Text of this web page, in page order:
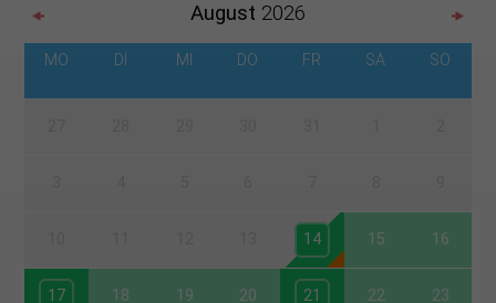
August 2026
MO DI MI DO FR SA SO
14 15 16
17 18 19 20 21 22 23